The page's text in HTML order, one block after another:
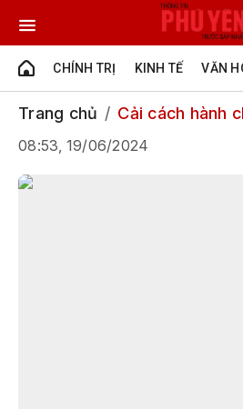
CHÍNH TRỊ KINH TẾ VĂN
Trang chủ Cải cách hành
08:53, 19/06/2024